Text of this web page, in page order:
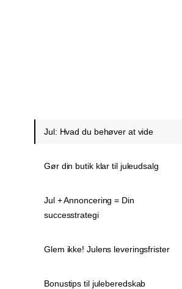
Jul: Hvad du behøver at vide
Gør din butik klar til juleudsalg
Jul + Annoncering = Din
successtrategi
Glem ikke! Julens leveringsfrister
Bonustips til juleberedskab